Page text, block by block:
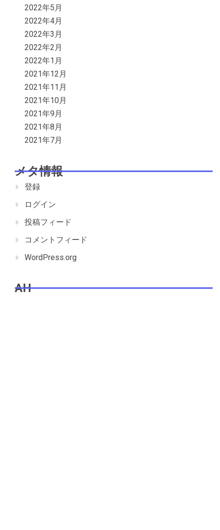
2022年5月
2022年4月
2022年3月
2022年2月
2022年1月
2021年12月
2021年11月
2021年10月
2021年9月
2021年8月
2021年7月
メタ情報
登録
ログイン
投稿フィード
コメントフィード
WordPress.org
AH